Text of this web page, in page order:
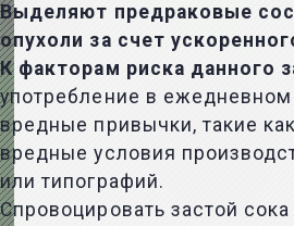
Выделяют предраковые
опухоли за счет
К факторам риска данного
употребление в
вредные привычки, такие
вредные условия
или типографий.
Спровоцировать застой